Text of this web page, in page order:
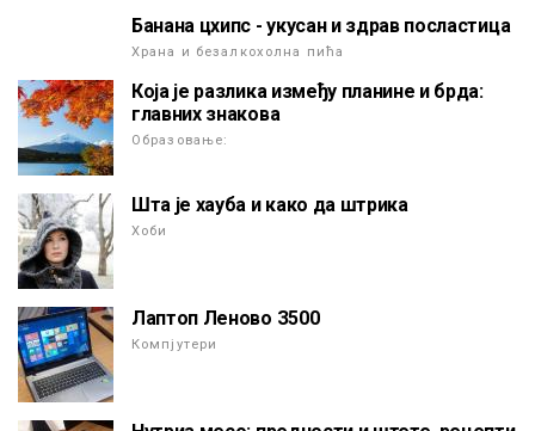
Банана цхипс - укусан и здрав посластица
Храна и безалкохолна пића
Која је разлика између планине и брда:
главних знакова
Образовање:
Шта је хауба и како да штрика
Хоби
Лаптоп Леново З500
Компјутери